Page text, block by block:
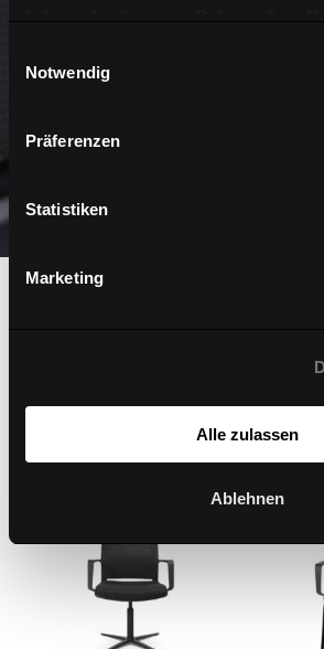
Notwendig
Präferenzen
Statistiken
Marketing
Alle zulassen
Ablehnen